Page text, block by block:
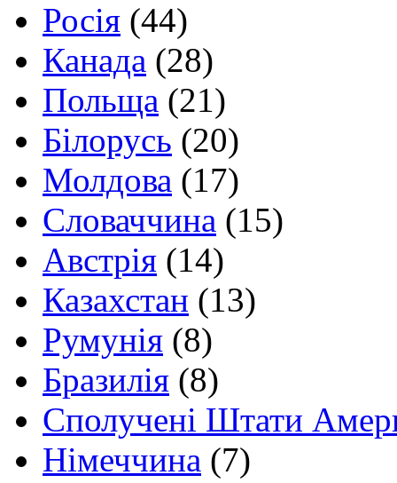
Росія (44)
Канада (28)
Польща (21)
Білорусь (20)
Молдова (17)
Словаччина (15)
Австрія (14)
Казахстан (13)
Румунія (8)
Бразилія (8)
Сполучені Штати
Німеччина (7)